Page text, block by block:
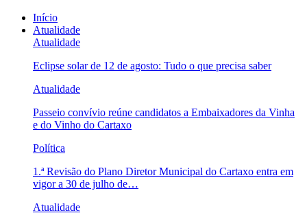
Início
Atualidade
Atualidade
Eclipse solar de 12 de agosto: Tudo o que precisa saber
Atualidade
Passeio convívio reúne candidatos a Embaixadores da Vinha
e do Vinho do Cartaxo
Política
1.ª Revisão do Plano Diretor Municipal do Cartaxo entra em
vigor a 30 de julho de…
Atualidade